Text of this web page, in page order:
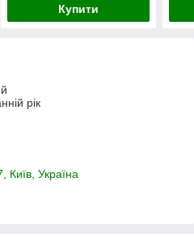
Купити
рік
Київ, Україна